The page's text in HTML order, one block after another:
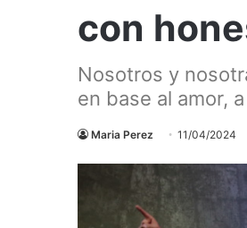
con
Nosotros y
en base al amor,
Maria Perez 11/04/2024